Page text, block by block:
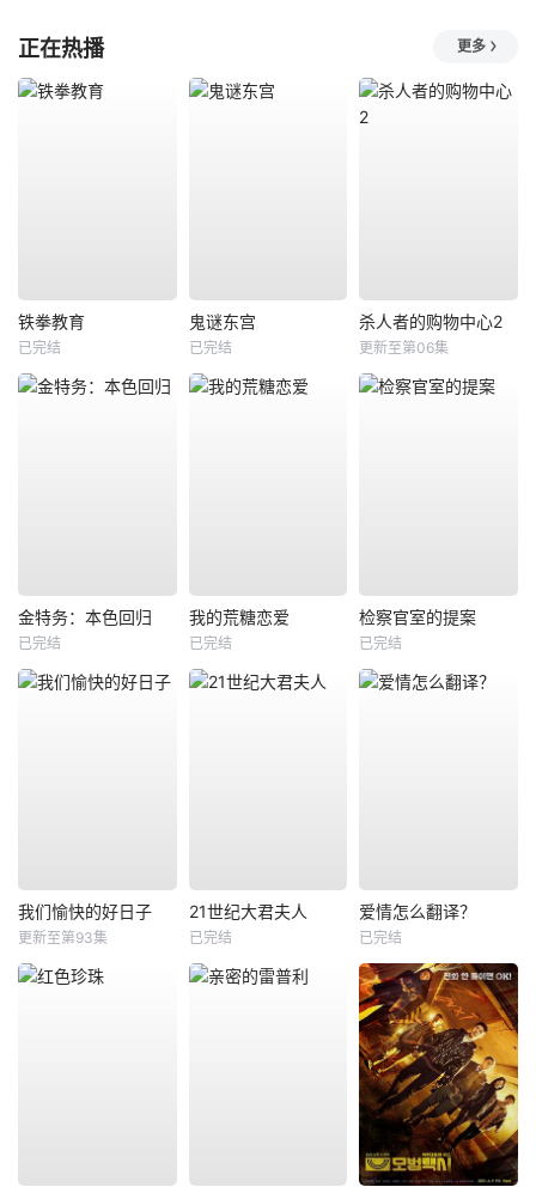
正在热播 更多
铁拳教育
已完结
鬼谜东宫
已完结
杀人者的购物中心2
更新至第06集
金特务：本色回归
已完结
我的荒糖恋爱
已完结
检察官室的提案
已完结
我们愉快的好日子
更新至第93集
21世纪大君夫人
已完结
爱情怎么翻译？
已完结